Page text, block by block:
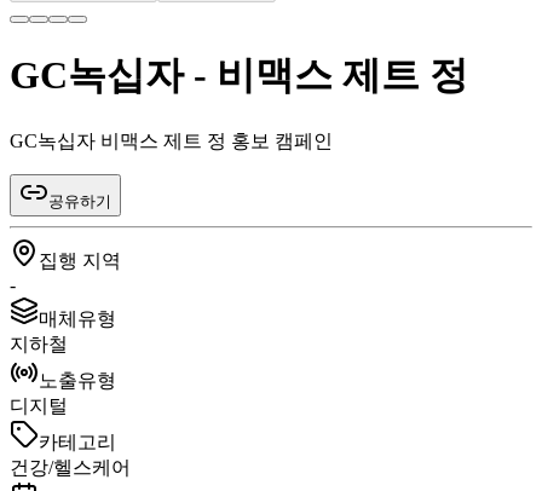
GC녹십자 - 비맥스 제트 정
GC녹십자 비맥스 제트 정 홍보 캠페인
공유하기
집행 지역
-
매체유형
지하철
노출유형
디지털
카테고리
건강/헬스케어